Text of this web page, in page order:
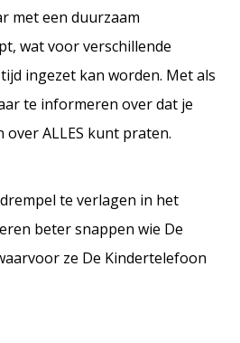
met een duurzaam
wat voor verschillende
ingezet kan worden. Met als
te informeren over dat je
ALLES kunt praten.
te verlagen in het
beter snappen wie De
ze De Kindertelefoon